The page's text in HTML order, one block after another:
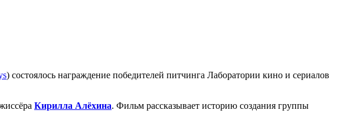
) состоялось награждение победителей питчинга Лаборатории кино и сериалов
Кирилла Алёхина. Фильм рассказывает историю создания группы